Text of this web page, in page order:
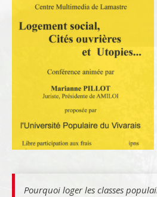
Pourquoi loger les classes